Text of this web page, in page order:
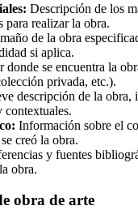
Descripción de los
para realizar la obra.
de la obra
si aplica.
donde se encuentra la
privada, etc.).
descripción de la obra,
contextuales.
Información sobre el
creó la obra.
y fuentes
obra.
obra de arte